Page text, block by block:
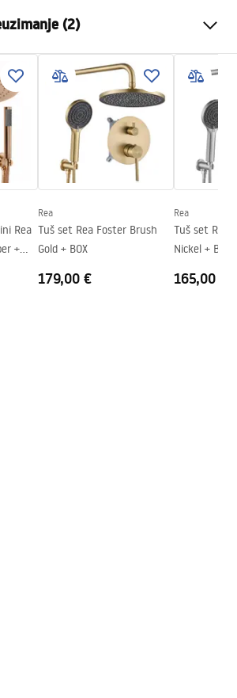
Brushed Gold
Walk-in
Transparent 8mm
Heaven
Na tuš kadi ili podu
2000
24 mjeseca
Da, s obje strane stakla
(2)
KABINY DRZWI
Rea
+
Rea
Tuš set Rea Foster Brush
Gold + BOX
179,00 €
Rea
Tuš set Rea
Nickel + BOX
165,00 €